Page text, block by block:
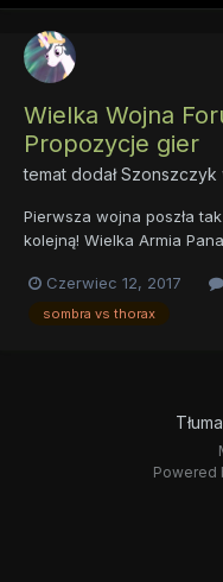
Wielka Wojna
Propozycje gier
temat dodałSzonszczyk
Pierwsza wojna poszła
kolejną! Wielka Armia
... aby drużyna Thoraxa
Dziwne co nie? Mnie też
Czerwiec 12, 2017
sombra vs thorax
Powered